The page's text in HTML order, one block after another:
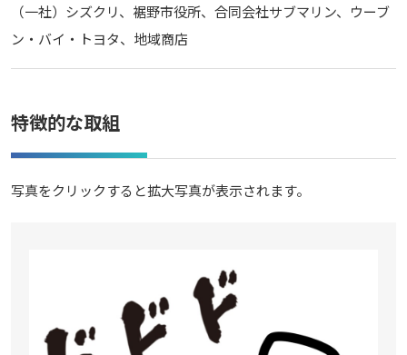
（一社）シズクリ、裾野市役所、合同会社サブマリン、ウーブ
ン・バイ・トヨタ、地域商店
特徴的な取組
写真をクリックすると拡大写真が表示されます。